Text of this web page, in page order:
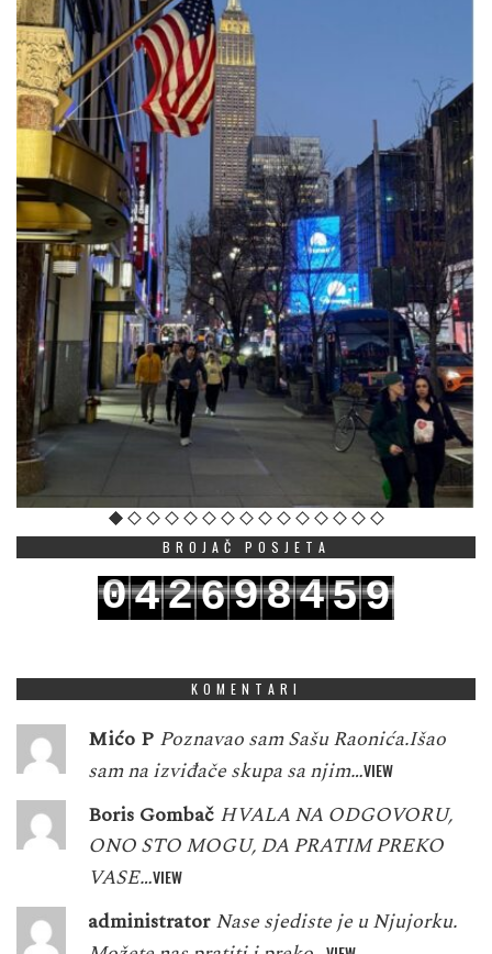
BROJAČ POSJETA
042698459
KOMENTARI
Mićo P Poznavao sam Sašu Raonića.Išao
sam na izviđače skupa sa njim…VIEW
Boris Gombač HVALA NA ODGOVORU,
ONO STO MOGU, DA PRATIM PREKO
VASE…VIEW
administrator Nase sjediste je u Njujorku.